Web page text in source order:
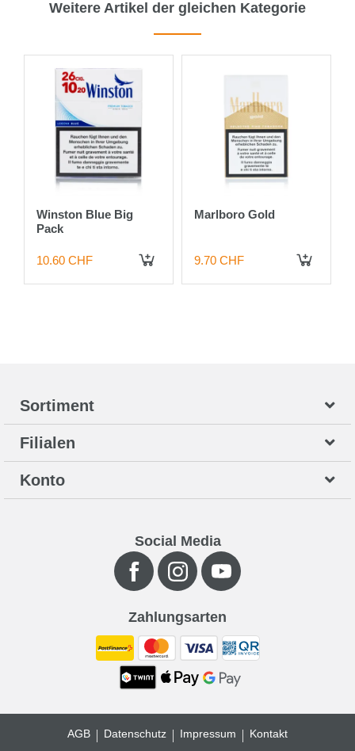
Weitere Artikel der gleichen Kategorie
Winston Blue Big
Pack
10.60 CHF
Marlboro Gold
9.70 CHF
Sortiment
Filialen
Konto
Social Media
Zahlungsarten
AGB Datenschutz Impressum Kontakt